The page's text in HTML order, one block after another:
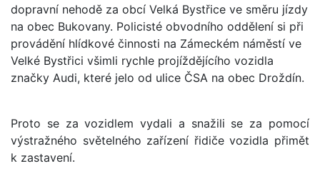
dopravní nehodě za obcí Velká Bystřice ve směru jízdy
na obec Bukovany. Policisté obvodního oddělení si při
provádění hlídkové činnosti na Zámeckém náměstí ve
Velké Bystřici všimli rychle projíždějícího vozidla
značky Audi, které jelo od ulice ČSA na obec Droždín.
Proto se za vozidlem vydali a snažili se za pomocí
výstražného světelného zařízení řidiče vozidla přimět
k zastavení.